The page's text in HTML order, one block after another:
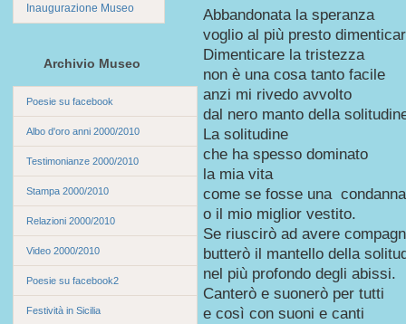
Inaugurazione Museo
Archivio Museo
Poesie su facebook
Albo d'oro anni 2000/2010
Testimonianze 2000/2010
Stampa 2000/2010
Relazioni 2000/2010
Video 2000/2010
Poesie su facebook2
Festività in Sicilia
Abbandonata la speranza
voglio al più presto
Dimenticare la tristezza
non è una cosa tanto facile
anzi mi rivedo avvolto
dal nero manto della
La solitudine
che ha spesso dominato
la mia vita
come se fosse una condanna
o il mio miglior vestito.
Se riuscirò ad avere
butterò il mantello della
nel più profondo degli abissi.
Canterò e suonerò per tutti
e così con suoni e canti